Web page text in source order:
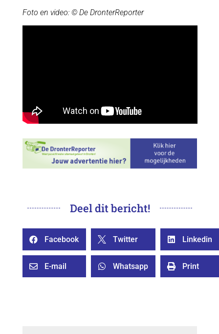
Foto en video: © De DronterReporter
Deel dit bericht!
 Facebook  Twitter  Linkedin
 E-mail  Whatsapp  Print